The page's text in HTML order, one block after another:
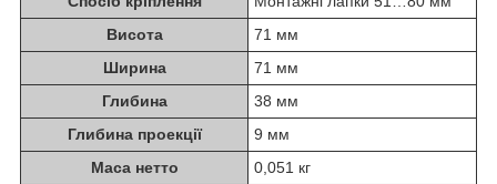
Висота
71 мм
Ширина
71 мм
Глибина
38 мм
Глибина проекції
9 мм
Маса нетто
0,051 кг